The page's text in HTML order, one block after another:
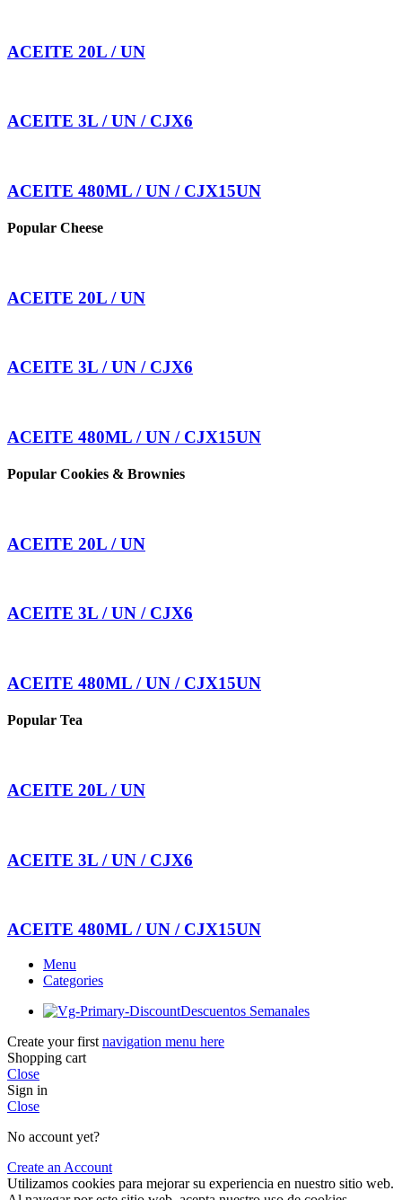
ACEITE 20L / UN
ACEITE 3L / UN / CJX6
ACEITE 480ML / UN / CJX15UN
Popular Cheese
ACEITE 20L / UN
ACEITE 3L / UN / CJX6
ACEITE 480ML / UN / CJX15UN
Popular Cookies & Brownies
ACEITE 20L / UN
ACEITE 3L / UN / CJX6
ACEITE 480ML / UN / CJX15UN
Popular Tea
ACEITE 20L / UN
ACEITE 3L / UN / CJX6
ACEITE 480ML / UN / CJX15UN
Menu
Categories
Descuentos Semanales
Create your first navigation menu here
Shopping cart
Close
Sign in
Close
No account yet?
Create an Account
Utilizamos cookies para mejorar su experiencia en nuestro sitio web.